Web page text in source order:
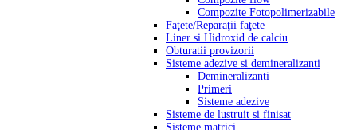
Compozite Fotopolimerizabile
Faţete/Reparaţii faţete
Liner si Hidroxid de calciu
Obturatii provizorii
Sisteme adezive si demineralizanti
Demineralizanti
Primeri
Sisteme adezive
Sisteme de lustruit si finisat
Sisteme matrici